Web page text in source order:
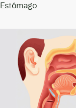
Estômago